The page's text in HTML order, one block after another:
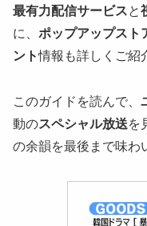
最有力配信サービスと
に、 ポップアップスト
ント情報も詳しくご紹
このガイドを読んで、
動のスペシャル放送を
の余韻を最後まで味わ